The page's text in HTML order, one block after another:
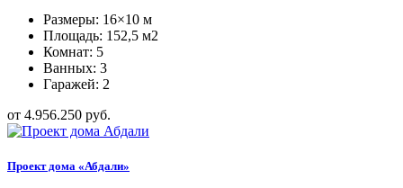
Размеры: 16×10 м
Площадь: 152,5 м2
Комнат: 5
Ванных: 3
Гаражей: 2
от 4.956.250 руб.
Проект дома «Абдали»